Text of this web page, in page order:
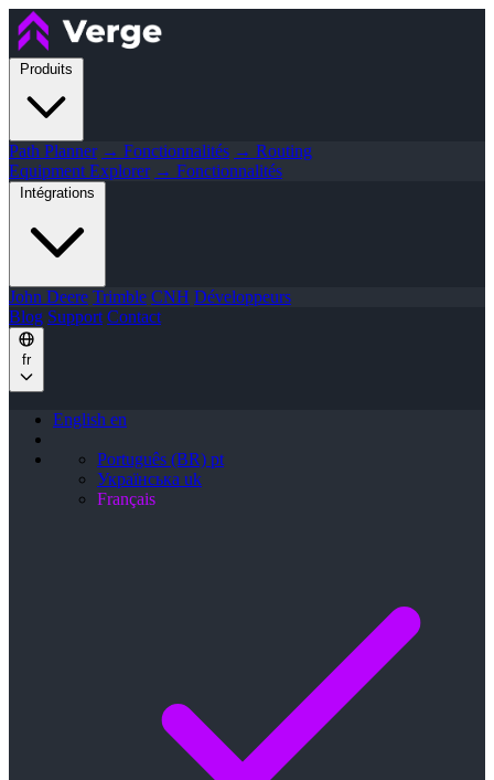
Produits
Path Planner → Fonctionnalités → Routing
Equipment Explorer → Fonctionnalités
Intégrations
John Deere Trimble CNH Développeurs
Blog Support Contact
fr
English en
Português (BR) pt
Українська uk
Français